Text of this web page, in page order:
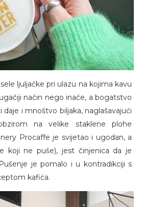
ljuljačke pri ulazu na kojima kavu
način nego inače, a bogatstvo
i mnoštvo biljaka, naglašavajući
na velike staklene plohe
Procaffe je svijetao i ugodan, a
koji ne puše), jest činjenica da je
je pomalo i u kontradikciji s
kafića.